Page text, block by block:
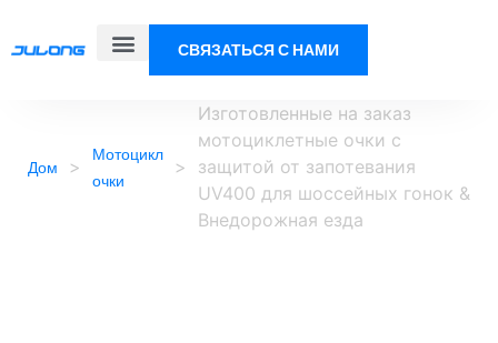
СВЯЗАТЬСЯ С НАМИ
Дом >
Мотоцикл
очки
>
Изготовленные на заказ
мотоциклетные очки с
защитой от запотевания
UV400 для шоссейных гонок &
Внедорожная езда